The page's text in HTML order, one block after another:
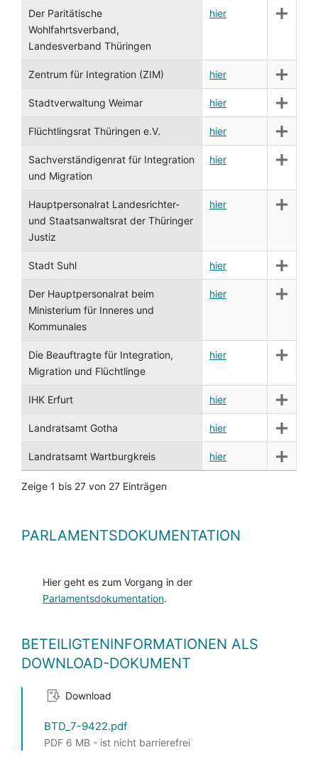
Der Paritätische
Wohlfahrtsverband,
Landesverband Thüringen
hier
Zentrum für Integration (ZIM) hier
Stadtverwaltung Weimar hier
Flüchtlingsrat Thüringen e.V. hier
Sachverständigenrat für Integration
und Migration
hier
Hauptpersonalrat Landesrichter-
und Staatsanwaltsrat der Thüringer
Justiz
hier
Stadt Suhl hier
Der Hauptpersonalrat beim
Ministerium für Inneres und
Kommunales
hier
Die Beauftragte für Integration,
Migration und Flüchtlinge
hier
IHK Erfurt hier
Landratsamt Gotha hier
Landratsamt Wartburgkreis hier
Zeige 1 bis 27 von 27 Einträgen
PARLAMENTSDOKUMENTATION
Hier geht es zum Vorgang in der
Parlamentsdokumentation.
BETEILIGTENINFORMATIONEN ALS
DOWNLOAD-DOKUMENT
Download
BTD_7-9422.pdf
PDF 6 MB - ist nicht barrierefrei